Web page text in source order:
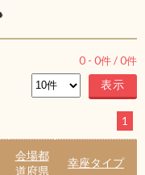
0 - 0件 /0件
1
会場都
道府県
幸座タイプ